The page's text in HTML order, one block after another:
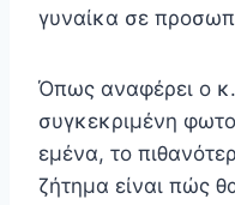
γυναίκα σε
Όπως αναφέρει ο
συγκεκριμένη
εμένα, το
ζήτημα είναι πώς